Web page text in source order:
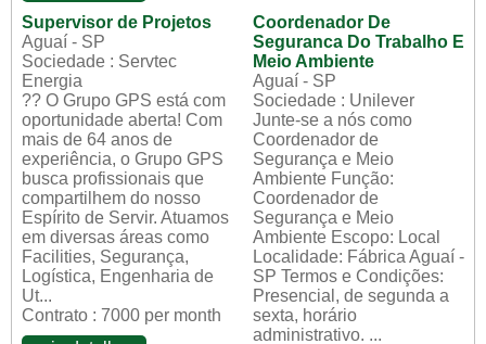
Supervisor de Projetos
Aguaí - SP
Sociedade : Servtec
Energia
?? O Grupo GPS está com
oportunidade aberta! Com
mais de 64 anos de
experiência, o Grupo GPS
busca profissionais que
compartilhem do nosso
Espírito de Servir. Atuamos
em diversas áreas como
Facilities, Segurança,
Logística, Engenharia de
Ut...
Contrato : 7000 per month
Coordenador De
Seguranca Do Trabalho E
Meio Ambiente
Aguaí - SP
Sociedade : Unilever
Junte-se a nós como
Coordenador de
Segurança e Meio
Ambiente Função:
Coordenador de
Segurança e Meio
Ambiente Escopo: Local
Localidade: Fábrica Aguaí -
SP Termos e Condições:
Presencial, de segunda a
sexta, horário
administrativo. ...